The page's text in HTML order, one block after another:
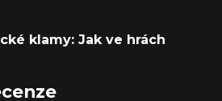
klamy: Jak ve hrách